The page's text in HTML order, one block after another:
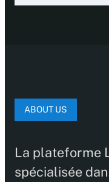
ABOUT US
La plateforme
spécialisée